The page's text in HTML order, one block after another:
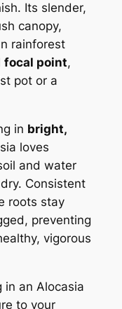
Its slender,
canopy,
rainforest
focal point,
pot or a
in bright,
loves
and water
Consistent
roots stay
preventing
vigorous
an Alocasia
to your